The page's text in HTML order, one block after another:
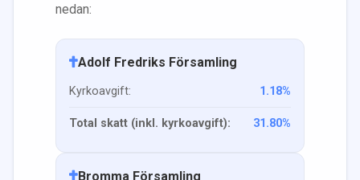
nedan:
Adolf Fredriks Församling
Kyrkoavgift: 1.18%
Total skatt (inkl. kyrkoavgift): 31.80%
Bromma Församling